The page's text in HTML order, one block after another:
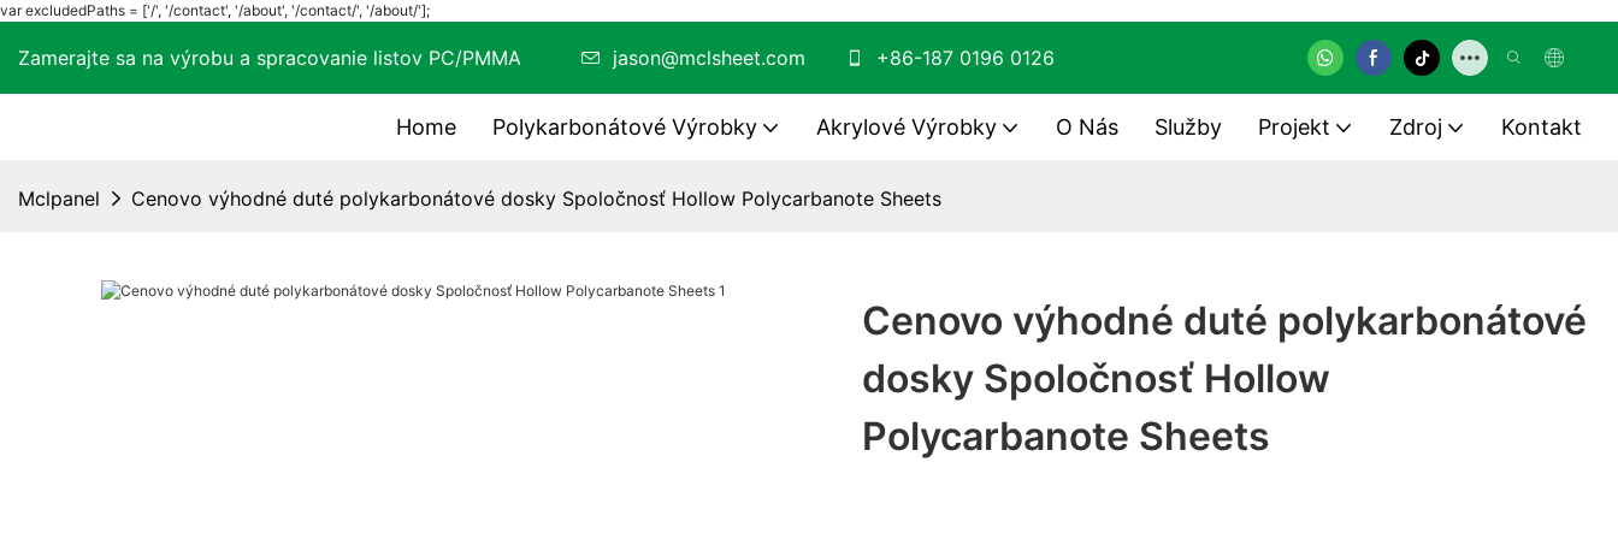
var excludedPaths = ['/', '/contact', '/about', '/contact/', '/about/'];
Zamerajte sa na výrobu a spracovanie listov PC/PMMA jason@mclsheet.com +86-187 0196 0126
Home Polykarbonátové Výrobky Akrylové Výrobky O Nás Služby Projekt Zdroj Kontakt
Mclpanel Cenovo výhodné duté polykarbonátové dosky Spoločnosť Hollow Polycarbanote Sheets
Cenovo výhodné duté polykarbonátové
dosky Spoločnosť Hollow
Polycarbanote Sheets